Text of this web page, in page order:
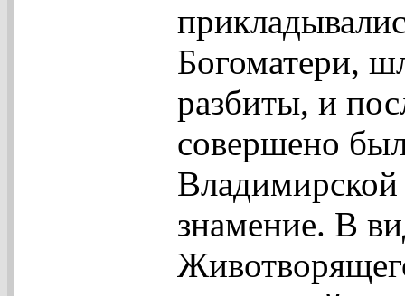
Богоматери,
разбиты, и
совершено
знамение. В